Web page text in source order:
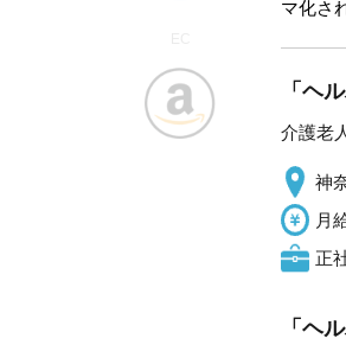
マ化さ
「ヘ
介護老
神
月
正
「ヘ